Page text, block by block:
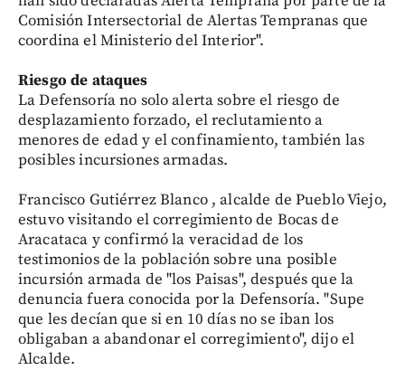
Comisión Intersectorial de Alertas Tempranas que
coordina el Ministerio del Interior".
Riesgo de ataques
La Defensoría no solo alerta sobre el riesgo de
desplazamiento forzado, el reclutamiento a
menores de edad y el confinamiento, también las
posibles incursiones armadas.
Francisco Gutiérrez Blanco , alcalde de Pueblo Viejo,
estuvo visitando el corregimiento de Bocas de
Aracataca y confirmó la veracidad de los
testimonios de la población sobre una posible
incursión armada de "los Paisas", después que la
denuncia fuera conocida por la Defensoría. "Supe
que les decían que si en 10 días no se iban los
obligaban a abandonar el corregimiento", dijo el
Alcalde.